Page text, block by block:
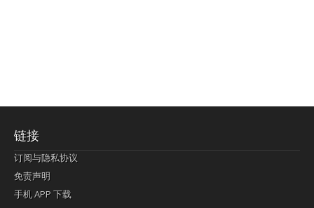
链接
订阅与隐私协议
免责声明
手机 APP 下载